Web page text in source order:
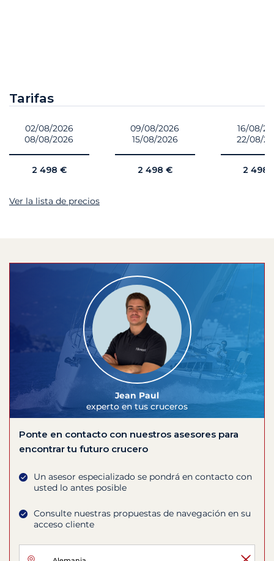
Tarifas
02/08/2026
08/08/2026
2 498 €
09/08/2026
15/08/2026
2 498 €
16/08/
22/08/
2 498
Ver la lista de precios
Jean Paul
experto en tus cruceros
Ponte en contacto con nuestros asesores para
encontrar tu futuro crucero
Un asesor especializado se pondrá en contacto con
usted lo antes posible
Consulte nuestras propuestas de navegación en su
acceso cliente